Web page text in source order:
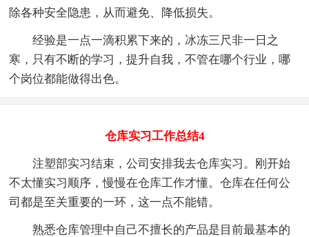
除各种安全隐患，从而避免、降低损失。
经验是一点一滴积累下来的，冰冻三尺非一日之
寒，只有不断的学习，提升自我，不管在哪个行业，哪
个岗位都能做得出色。
仓库实习工作总结4
注塑部实习结束，公司安排我去仓库实习。刚开始
不太懂实习顺序，慢慢在仓库工作才懂。仓库在任何公
司都是至关重要的一环，这一点不能错。
熟悉仓库管理中自己不擅长的产品是目前最基本的